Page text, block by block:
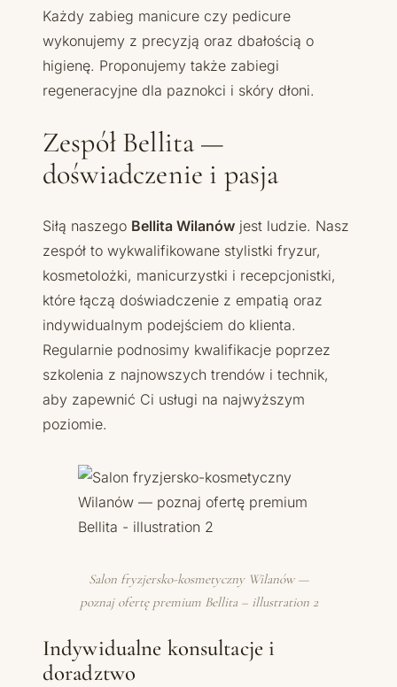
Każdy zabieg manicure czy pedicure
wykonujemy z precyzją oraz dbałością o
higienę. Proponujemy także zabiegi
regeneracyjne dla paznokci i skóry dłoni.
Zespół Bellita —
doświadczenie i pasja
Siłą naszego Bellita Wilanów jest ludzie. Nasz
zespół to wykwalifikowane stylistki fryzur,
kosmetolożki, manicurzystki i recepcjonistki,
które łączą doświadczenie z empatią oraz
indywidualnym podejściem do klienta.
Regularnie podnosimy kwalifikacje poprzez
szkolenia z najnowszych trendów i technik,
aby zapewnić Ci usługi na najwyższym
poziomie.
Salon fryzjersko-kosmetyczny Wilanów —
poznaj ofertę premium Bellita – illustration 2
Indywidualne konsultacje i
doradztwo